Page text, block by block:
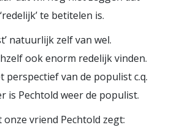
te betitelen is.
natuurlijk zelf van wel.
ook enorm redelijk vinden.
perspectief van de populist c.q.
is Pechtold weer de populist.
onze vriend Pechtold zegt: